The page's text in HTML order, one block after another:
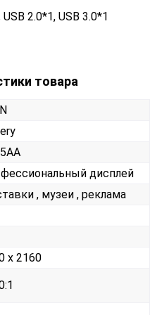
2.0*1, USB 3.0*1
товара
дисплей
, музеи , реклама
x 2160